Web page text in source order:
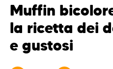
Muffin
la ricetta dei
e gustosi